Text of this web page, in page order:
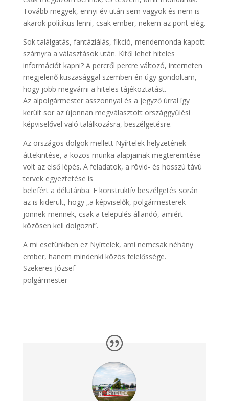
Tovább megyek, ennyi év után sem vagyok és nem is
akarok politikus lenni, csak ember, nekem az pont elég.
Sok találgatás, fantáziálás, fikció, mendemonda kapott
szárnyra a választások után. Kitől lehet hiteles
információt kapni? A percről percre változó, interneten
megjelenő kuszasággal szemben én úgy gondoltam,
hogy jobb megvárni a hiteles tájékoztatást.
Az alpolgármester asszonnyal és a jegyző úrral így
került sor az újonnan megválasztott országgyűlési
képviselővel való találkozásra, beszélgetésre.
Az országos dolgok mellett Nyírtelek helyzetének
áttekintése, a közös munka alapjainak megteremtése
volt az első lépés. A feladatok, a rövid- és hosszú távú
tervek egyeztetése is
belefért a délutánba. E konstruktív beszélgetés során
az is kiderült, hogy „a képviselők, polgármesterek
jönnek-mennek, csak a település állandó, amiért
közösen kell dolgozni”.
A mi esetünkben ez Nyírtelek, ami nemcsak néhány
ember, hanem mindenki közös felelőssége.
Szekeres József
polgármester